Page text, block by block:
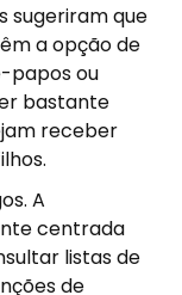
sugeriram que
a opção de
papos ou
bastante
receber
A
centrada
listas de
de